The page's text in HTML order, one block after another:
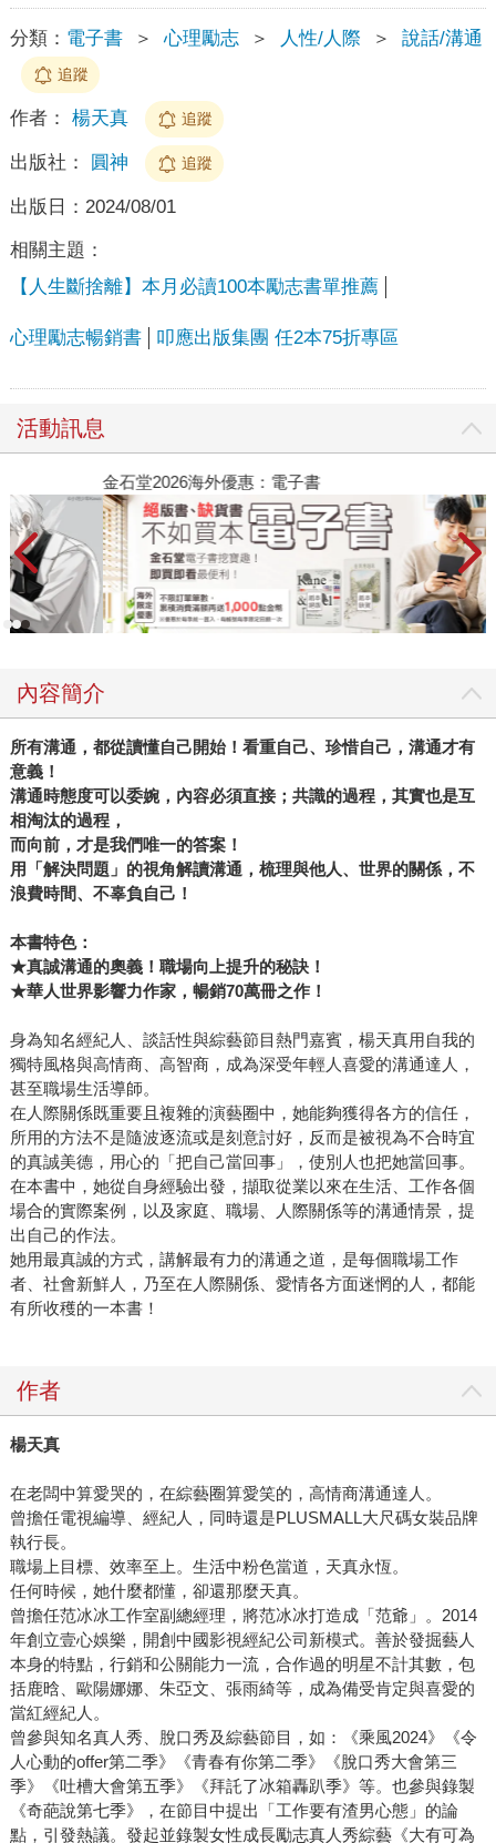
分類： 電子書 ＞ 心理勵志 ＞ 人性/人際 ＞ 說話/溝通
追蹤
作者： 楊天真 追蹤
出版社： 圓神 追蹤
出版日： 2024/08/01
相關主題：
【人生斷捨離】本月必讀100本勵志書單推薦
心理勵志暢銷書 叩應出版集團 任2本75折專區
活動訊息
金石堂2026海外優惠：電子書
內容簡介
所有溝通，都從讀懂自己開始！看重自己、珍惜自己，溝通才有
意義！
溝通時態度可以委婉，內容必須直接；共識的過程，其實也是互
相淘汰的過程，
而向前，才是我們唯一的答案！
用「解決問題」的視角解讀溝通，梳理與他人、世界的關係，不
浪費時間、不辜負自己！
本書特色：
★真誠溝通的奧義！職場向上提升的秘訣！
★華人世界影響力作家，暢銷70萬冊之作！
身為知名經紀人、談話性與綜藝節目熱門嘉賓，楊天真用自我的
獨特風格與高情商、高智商，成為深受年輕人喜愛的溝通達人，
甚至職場生活導師。
在人際關係既重要且複雜的演藝圈中，她能夠獲得各方的信任，
所用的方法不是隨波逐流或是刻意討好，反而是被視為不合時宜
的真誠美德，用心的「把自己當回事」，使別人也把她當回事。
在本書中，她從自身經驗出發，擷取從業以來在生活、工作各個
場合的實際案例，以及家庭、職場、人際關係等的溝通情景，提
出自己的作法。
她用最真誠的方式，講解最有力的溝通之道，是每個職場工作
者、社會新鮮人，乃至在人際關係、愛情各方面迷惘的人，都能
有所收穫的一本書！
作者
楊天真
在老闆中算愛哭的，在綜藝圈算愛笑的，高情商溝通達人。
曾擔任電視編導、經紀人，同時還是PLUSMALL大尺碼女裝品牌
執行長。
職場上目標、效率至上。生活中粉色當道，天真永恆。
任何時候，她什麼都懂，卻還那麼天真。
曾擔任范冰冰工作室副總經理，將范冰冰打造成「范爺」。2014
年創立壹心娛樂，開創中國影視經紀公司新模式。善於發掘藝人
本身的特點，行銷和公關能力一流，合作過的明星不計其數，包
括鹿晗、歐陽娜娜、朱亞文、張雨綺等，成為備受肯定與喜愛的
當紅經紀人。
曾參與知名真人秀、脫口秀及綜藝節目，如：《乘風2024》《令
人心動的offer第二季》《青春有你第二季》《脫口秀大會第三
季》《吐槽大會第五季》《拜託了冰箱轟趴季》等。也參與錄製
《奇葩說第七季》，在節目中提出「工作要有渣男心態」的論
點，引發熱議。發起並錄製女性成長勵志真人秀綜藝《大有可為